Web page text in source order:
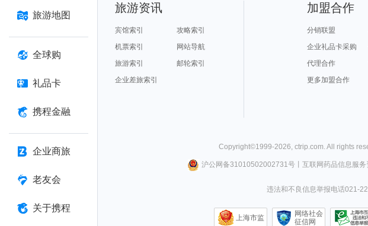
旅游地图
全球购
礼品卡
携程金融
企业商旅
老友会
关于携程
旅游资讯
宾馆索引
攻略索引
机票索引
网站导航
旅游索引
邮轮索引
企业差旅索引
加盟合作
分销联盟
企业礼品卡采购
代理合作
更多加盟合作
Copyright©1999-2026, ctrip.com. All rights
沪公网备31010502002731号丨 互联网药品信息服务
违法和不良信息举报电话021-
上海市监
网络社会
征信网